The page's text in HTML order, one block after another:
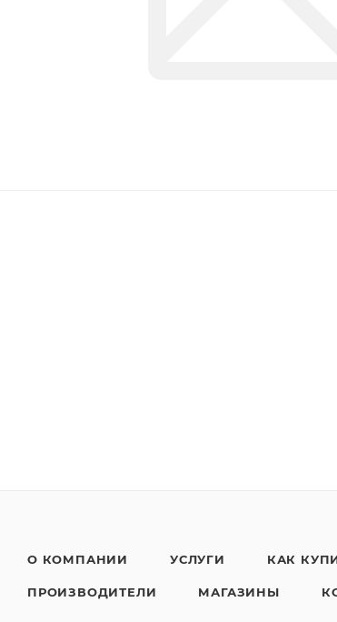
О КОМПАНИИ УСЛУГИ КАК
ПРОИЗВОДИТЕЛИ МАГАЗИНЫ